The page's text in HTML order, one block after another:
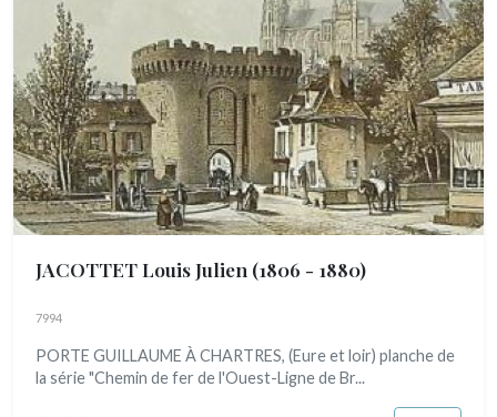
JACOTTET Louis Julien (1806 - 1880)
7994
PORTE GUILLAUME À CHARTRES, (Eure et loir) planche de
la série "Chemin de fer de l'Ouest-Ligne de Br...